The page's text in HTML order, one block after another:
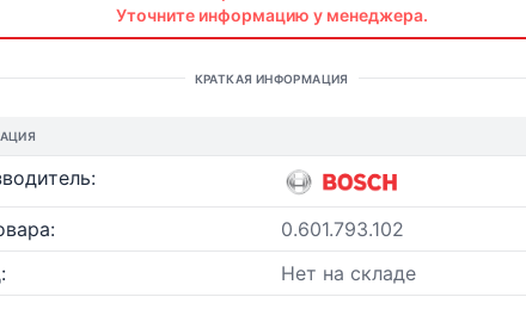
Уточните информацию у менеджера.
КРАТКАЯ ИНФОРМАЦИЯ
0.601.793.102
Нет на складе